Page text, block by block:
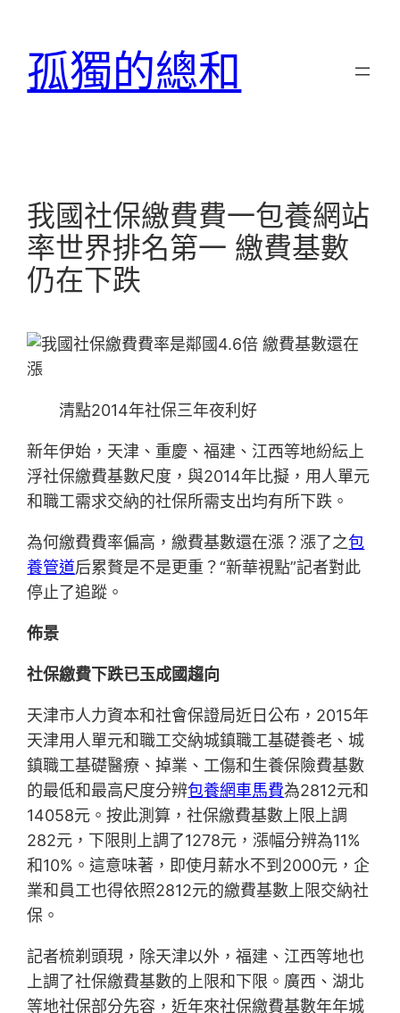
孤獨的總和
我國社保繳費費一包養網站
率世界排名第一 繳費基數
仍在下跌
清點2014年社保三年夜利好
新年伊始，天津、重慶、福建、江西等地紛紜上
浮社保繳費基數尺度，與2014年比擬，用人單元
和職工需求交納的社保所需支出均有所下跌。
為何繳費費率偏高，繳費基數還在漲？漲了之包
養管道后累贅是不是更重？“新華視點”記者對此
停止了追蹤。
佈景
社保繳費下跌已玉成國趨向
天津市人力資本和社會保證局近日公布，2015年
天津用人單元和職工交納城鎮職工基礎養老、城
鎮職工基礎醫療、掉業、工傷和生養保險費基數
的最低和最高尺度分辨包養網車馬費為2812元和
14058元。按此測算，社保繳費基數上限上調
282元，下限則上調了1278元，漲幅分辨為11%
和10%。這意味著，即使月薪水不到2000元，企
業和員工也得依照2812元的繳費基數上限交納社
保。
記者梳剃頭現，除天津以外，福建、江西等地也
上調了社保繳費基數的上限和下限。廣西、湖北
等地社保部分先容，近年來社保繳費基數年年城